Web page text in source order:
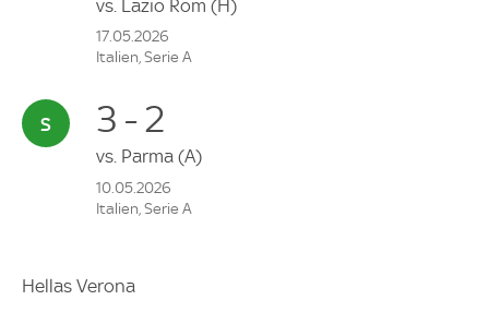
vs. Lazio Rom (H)
17.05.2026
Italien, Serie A
3 - 2
vs. Parma (A)
10.05.2026
Italien, Serie A
Hellas Verona